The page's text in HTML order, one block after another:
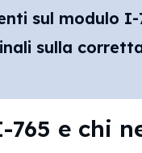
sul modulo I-
sulla
e chi